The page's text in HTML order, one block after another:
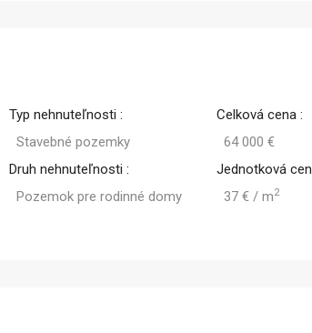
Typ nehnuteľnosti :
Stavebné pozemky
Druh nehnuteľnosti :
Pozemok pre rodinné domy
Celková cena :
64 000 €
Jednotková
37 € / m2